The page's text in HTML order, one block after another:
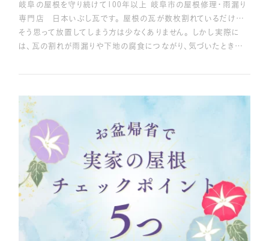
岐阜の屋根を守り続けて100年以上 岐阜市の屋根修理・雨漏り
専門店 日本いぶし瓦です。 屋根の瓦が数枚割れているだけ…
そう思って放置してしまう方は少なくありません。 しかし実際に
は、瓦の割れが雨漏りや下地の腐食につながり、気づいたとき…